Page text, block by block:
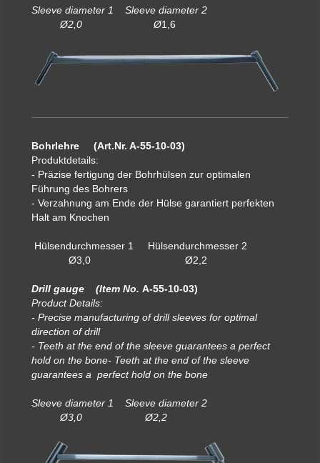
Sleeve diameter 1 Sleeve diameter 2
Ø2,0 Ø1,6
Bohrlehre (Art.Nr. A-55-10-03)
Produktdetails:
- Präzise fertigung der Bohrhülsen zur optimalen
Führung des Bohrers
- Verzahnung am Ende der Hülse garantiert perfekten
Halt am Knochen
Hülsendurchmesser 1 Hülsendurchmesser 2
Ø3,0 Ø2,2
Drill gauge (Item No. A-55-10-03)
Product Details:
- Precise manufacturing of drill sleeves for optimal
direction of drill
- Teeth at the end of the sleeve guarantees a perfect
hold on the bone- Teeth at the end of the sleeve
guarantees a perfect hold on the bone
Sleeve diameter 1 Sleeve diameter 2
Ø3,0 Ø2,2